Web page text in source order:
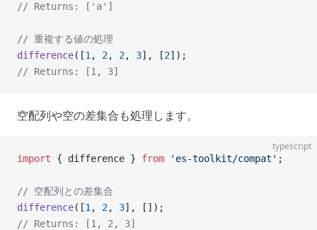
// Returns: ['a']
// 重複する値の処理
difference([1 , 2, 2, 3], [2]);
// Returns: [1, 3]
空配列や空の差集合も処理します。
typescript
import { difference } from 'es-toolkit/compat' ;
// 空配列との差集合
difference([1 , 2, 3], []);
// Returns: [1, 2, 3]